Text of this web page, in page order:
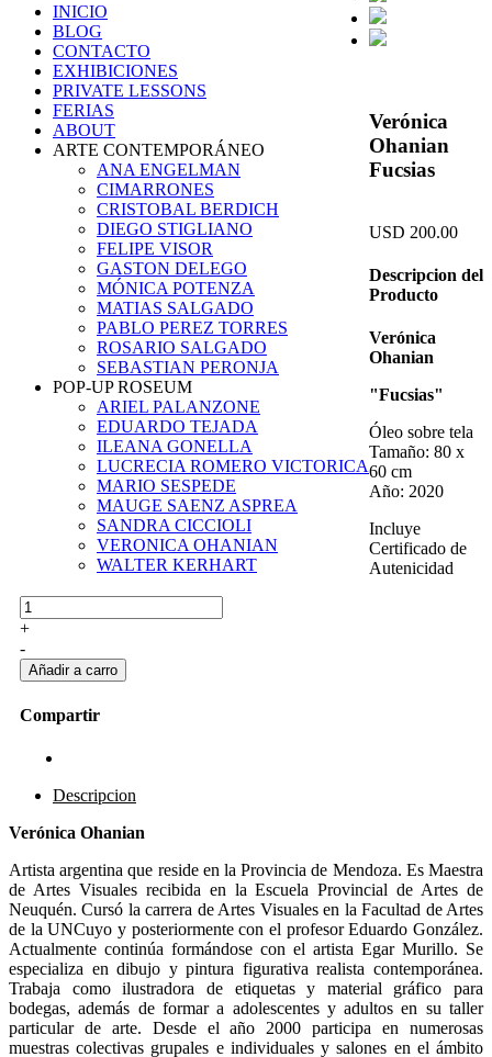
INICIO
BLOG
CONTACTO
EXHIBICIONES
PRIVATE LESSONS
FERIAS
ABOUT
ARTE CONTEMPORÁNEO
ANA ENGELMAN
CIMARRONES
CRISTOBAL BERDICH
DIEGO STIGLIANO
FELIPE VISOR
GASTON DELEGO
MÓNICA POTENZA
MATIAS SALGADO
PABLO PEREZ TORRES
ROSARIO SALGADO
SEBASTIAN PERONJA
POP-UP ROSEUM
ARIEL PALANZONE
EDUARDO TEJADA
ILEANA GONELLA
LUCRECIA ROMERO VICTORICA
MARIO SESPEDE
MAUGE SAENZ ASPREA
SANDRA CICCIOLI
VERONICA OHANIAN
WALTER KERHART
Verónica
Ohanian
Fucsias
USD 200.00
Descripcion del
Producto
Verónica
Ohanian
"Fucsias"
Óleo sobre tela
Tamaño: 80 x
60 cm
Año: 2020
Incluye
Certificado de
Autenicidad
+
-
Compartir
Descripcion
Verónica Ohanian
Artista argentina que reside en la Provincia de Mendoza. Es Maestra
de Artes Visuales recibida en la Escuela Provincial de Artes de
Neuquén. Cursó la carrera de Artes Visuales en la Facultad de Artes
de la UNCuyo y posteriormente con el profesor Eduardo González.
Actualmente continúa formándose con el artista Egar Murillo. Se
especializa en dibujo y pintura figurativa realista contemporánea.
Trabaja como ilustradora de etiquetas y material gráfico para
bodegas, además de formar a adolescentes y adultos en su taller
particular de arte. Desde el año 2000 participa en numerosas
muestras colectivas grupales e individuales y salones en el ámbito